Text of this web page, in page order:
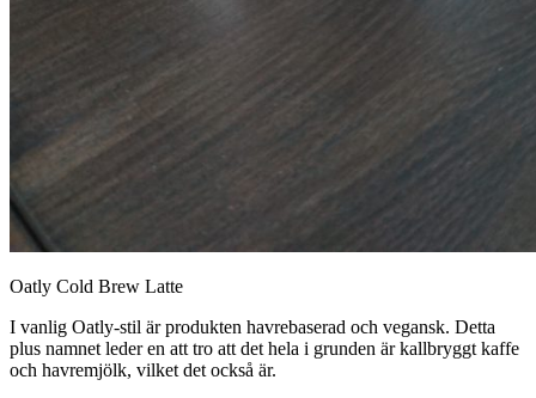
Oatly Cold Brew Latte
I vanlig Oatly-stil är produkten havrebaserad och vegansk. Detta
plus namnet leder en att tro att det hela i grunden är kallbryggt kaffe
och havremjölk, vilket det också är.